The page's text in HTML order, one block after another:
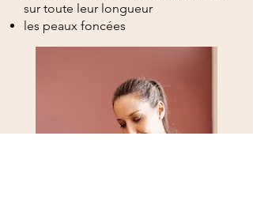
sur toute leur longueur
les peaux foncées